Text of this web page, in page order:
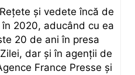
și vedete încă de
2020, aducând cu ea
20 de ani în presa
dar și în agenții de
France Presse și